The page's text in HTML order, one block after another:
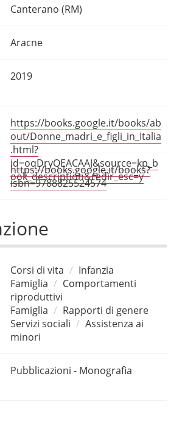
Canterano (RM)
Aracne
2019
https://books.google.it/books/ab
out/Donne_madri_e_figli_in_Italia
.html?
id=oqDryQEACAAJ&source=kp_b
ook_description&redir_esc=y
https://books.google.it/books?
isbn=9788825524574
Corsi di vita
Infanzia
Famiglia
Comportamenti
riproduttivi
Famiglia
Rapporti di genere
Servizi sociali
Assistenza ai
minori
Pubblicazioni - Monografia